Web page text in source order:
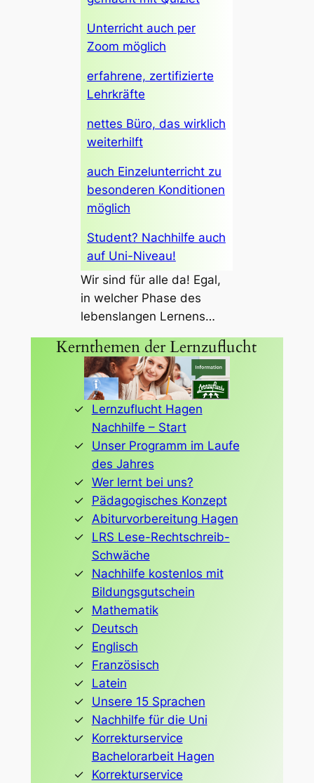
Unterricht auch per
Zoom möglich
erfahrene, zertifizierte
Lehrkräfte
nettes Büro, das wirklich
weiterhilft
auch Einzelunterricht zu
besonderen Konditionen
möglich
Student? Nachhilfe auch
auf Uni-Niveau!
Wir sind für alle da! Egal,
in welcher Phase des
lebenslangen Lernens…
Kernthemen der Lernzuflucht
Lernzuflucht Hagen
Nachhilfe – Start
Unser Programm im Laufe
des Jahres
Wer lernt bei uns?
Pädagogisches Konzept
Abiturvorbereitung Hagen
LRS Lese-Rechtschreib-
Schwäche
Nachhilfe kostenlos mit
Bildungsgutschein
Mathematik
Deutsch
Englisch
Französisch
Latein
Unsere 15 Sprachen
Nachhilfe für die Uni
Korrekturservice
Bachelorarbeit Hagen
Korrekturservice